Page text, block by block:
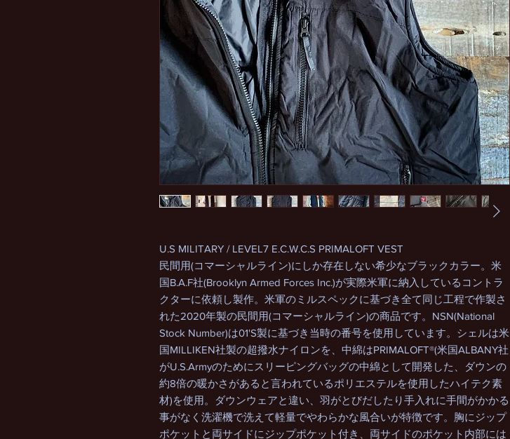
U.S MILITARY / LEVEL7 E.C.W.C.S PRIMALOFT VEST
民間用(コマーシャルライン)にしか存在しない希少なブラックカラー。米
国B.A.F社(Brooklyn Armed Forces Inc.)が実際米軍に納入しているコントラ
クターに依頼し製作。米軍のミルスペックに基づき全て同じ工程で作製さ
れた2020年製の民間用(コマーシャルライン)の商品です。NSN(National
Stock Number)は01'S製に基づき当時の番号を使用しています。シェルは米
国MILLIKEN社製の超撥水ナイロンを、中綿はPRIMALOFT®︎(米国ALBANY社
がU.S.Armyのためにスリーピングバッグの中綿として開発した、ダウンの
約8倍の暖かさがあると言われているポリエステルを使用したハイテク素
材)を使用。ダウンウェアと違い、羽がとびだしたり手入れに手間がかかる
事がなく洗濯機で洗えて軽量でやわらかな風合いが特徴です。胸にジップ
ポケットと両サイドにジップポケット付き、両サイドのポケット内部には